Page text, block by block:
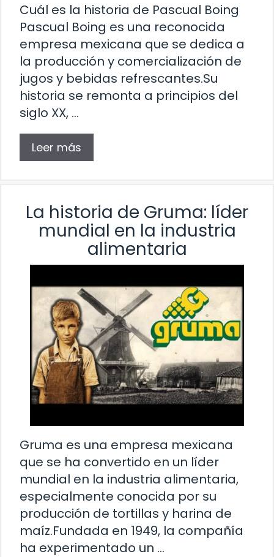
Cuál es la historia de Pascual Boing
Pascual Boing es una reconocida
empresa mexicana que se dedica a
la producción y comercialización de
jugos y bebidas refrescantes.Su
historia se remonta a principios del
siglo XX, …
Leer más
La historia de Gruma: líder
mundial en la industria
alimentaria
Gruma es una empresa mexicana
que se ha convertido en un líder
mundial en la industria alimentaria,
especialmente conocida por su
producción de tortillas y harina de
maíz.Fundada en 1949, la compañía
ha experimentado un …